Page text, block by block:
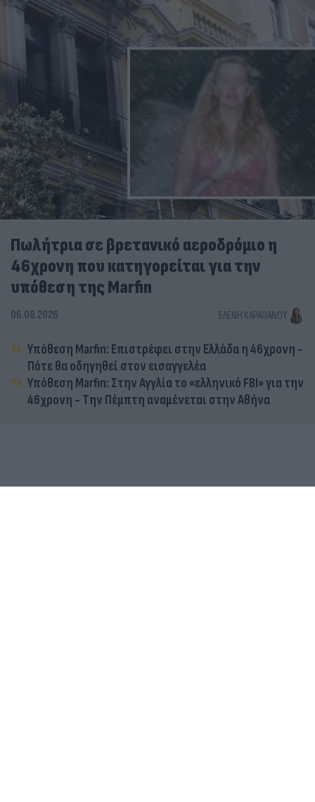
Πωλήτρια σε βρετανικό αεροδρόμιο η
46χρονη που κατηγορείται για την
υπόθεση της Marfin
06.08.2026 ΕΛΈΝΗ ΚΑΡΑΘΆΝΟΥ
Υπόθεση Marfin: Επιστρέφει στην Ελλάδα η 46χρονη -
Πότε θα οδηγηθεί στον εισαγγελέα
Υπόθεση Marfin: Στην Αγγλία το «ελληνικό FBI» για την
46χρονη - Την Πέμπτη αναμένεται στην Αθήνα